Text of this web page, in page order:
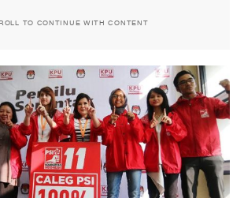
TO CONTINUE WITH CONTENT